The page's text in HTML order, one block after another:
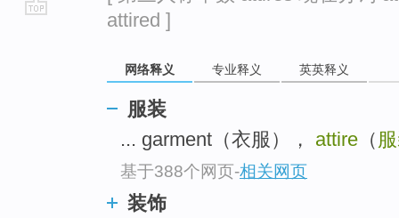
attired ]
网络释义 专业释义 英英释义
服装
... garment（衣服）， attire （
基于388个网页-相关网页
装饰